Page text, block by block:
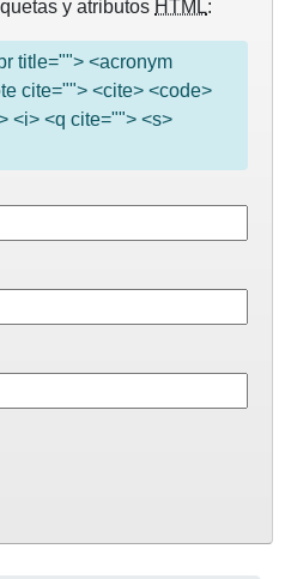
y atributos HTML:
title=""> <acronym
cite=""> <cite> <code>
<i> <q cite=""> <s>